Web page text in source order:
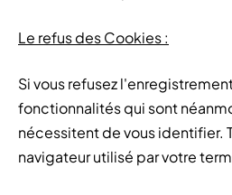
Le refus des Cookies :
Si vous refusez
fonctionnalités qui sont
nécessitent de vous identifier.
navigateur utilisé par votre